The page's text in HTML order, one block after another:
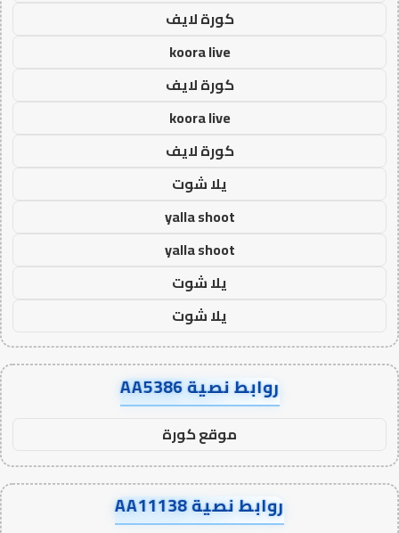
كورة لايف
koora live
كورة لايف
koora live
كورة لايف
يلا شوت
yalla shoot
yalla shoot
يلا شوت
يلا شوت
روابط نصية AA5386
موقع كورة
روابط نصية AA11138